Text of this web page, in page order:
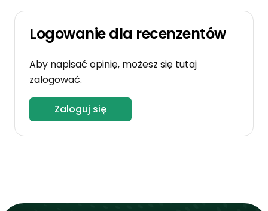
Logowanie dla recenzentów
Aby napisać opinię, możesz się tutaj
zalogować.
Zaloguj się